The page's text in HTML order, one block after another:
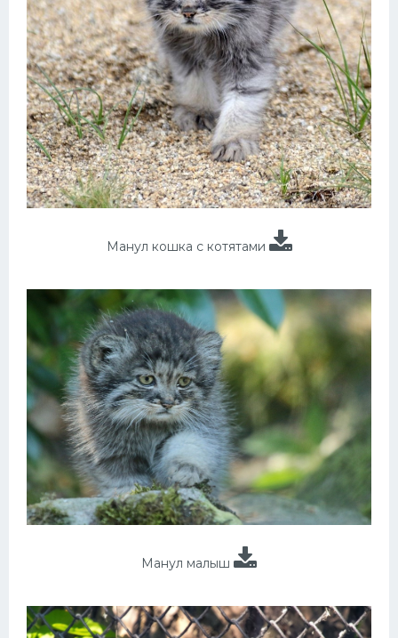
Манул кошка с котятами
Манул малыш